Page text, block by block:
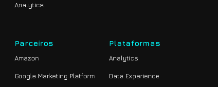
Analytics
Parceiros
Amazon
Google Marketing Platform
Plataformas
Analytics
Data Experience